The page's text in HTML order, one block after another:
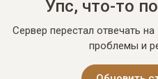
Упс, что-то
Сервер перестал отвечать
проблемы и